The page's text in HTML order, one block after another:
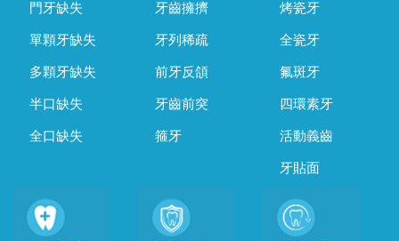
門牙缺失
單顆牙缺失
多顆牙缺失
半口缺失
全口缺失
牙齒擁擠
牙列稀疏
前牙反頜
牙齒前突
箍牙
烤瓷牙
全瓷牙
氟斑牙
四環素牙
活動義齒
牙貼面